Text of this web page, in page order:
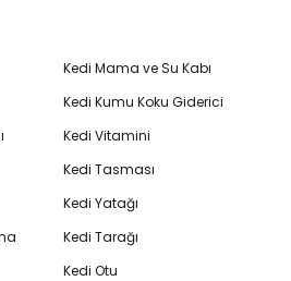
Kedi Mama ve Su Kabı
Kedi Kumu Koku Giderici
Kedi Vitamini
Kedi Tasması
Kedi Yatağı
Kedi Tarağı
Kedi Otu